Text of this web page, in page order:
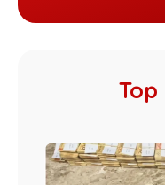
Top